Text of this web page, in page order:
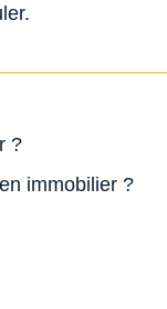
?
immobilier ?